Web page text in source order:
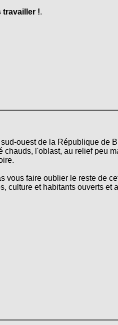
travailler !.
ouest de la République de
chauds, l'oblast, au relief peu
vous faire oublier le reste de
culture et habitants ouverts et